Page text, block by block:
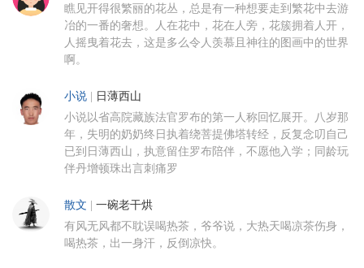
瞧见开得很繁丽的花丛，总是有一种想要走到繁花中去游
冶的一番的奢想。人在花中，花在人旁，花簇拥着人开，
人摇曳着花去，这是多么令人羡慕且神往的图画中的世界
啊。
小说 | 日薄西山
小说以省高院藏族法官罗布的第一人称回忆展开。八岁那
年，失明的奶奶终日执着绕菩提佛塔转经，反复念叨自己
已到日薄西山，执意留住罗布陪伴，不愿他入学；同龄玩
伴丹增顿珠出言刺痛罗
散文 | 一碗老干烘
有风无风都不耽误喝热茶，爷爷说，大热天喝凉茶伤身，
喝热茶，出一身汗，反倒凉快。